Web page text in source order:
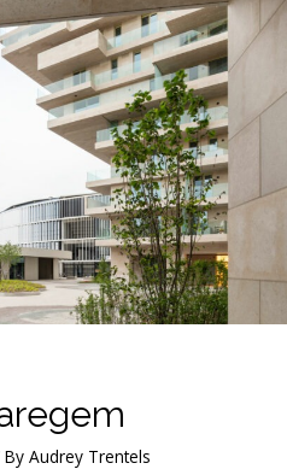
By Audrey Trentels